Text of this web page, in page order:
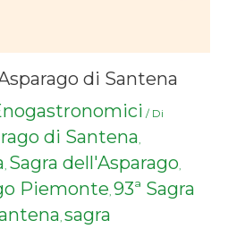
di Santena
/ Di
di Santena,
, Sagra dell'Asparago,
Piemonte, 93ª Sagra
, sagra